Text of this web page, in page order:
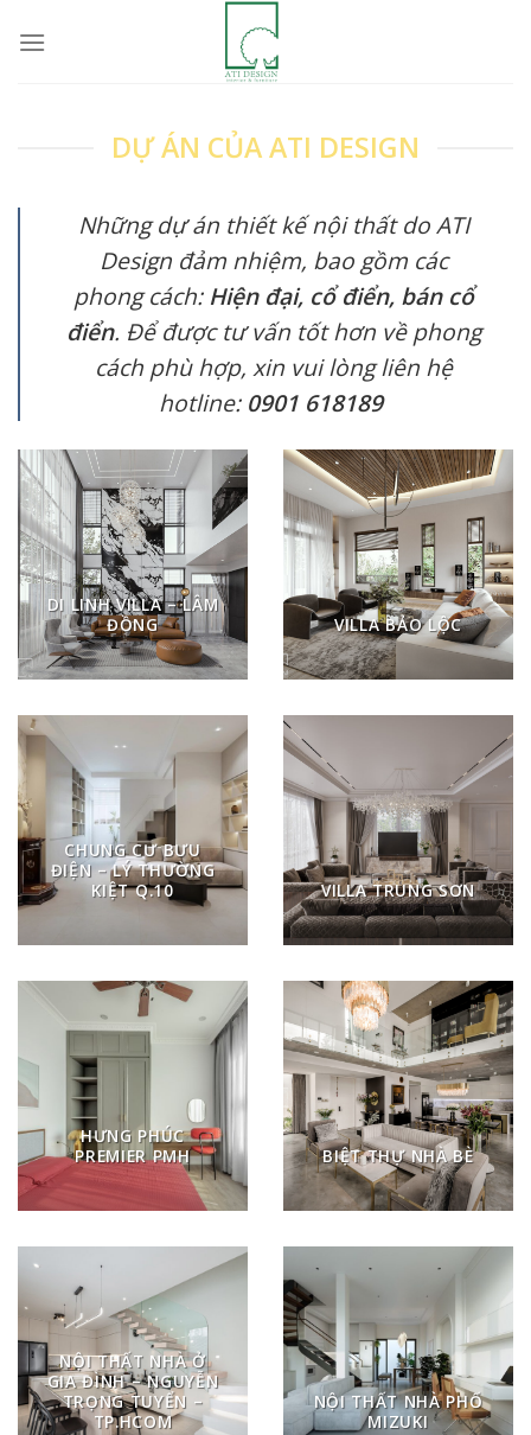
DỰ ÁN CỦA ATI DESIGN
Những dự án thiết kế nội thất do ATI
Design đảm nhiệm, bao gồm các
phong cách: Hiện đại, cổ điển, bán cổ
điển. Để được tư vấn tốt hơn về phong
cách phù hợp, xin vui lòng liên hệ
hotline:0901 618189
DI LINH VILLA – LÂM
ĐỒNG
VILLA BẢO LỘC
CHUNG CƯ BƯU
ĐIỆN – LÝ THƯỜNG
KIỆT Q.10
VILLA TRUNG SƠN
HƯNG PHÚC
PREMIER PMH
BIỆT THỰ NHÀ BÈ
NỘI THẤT NHÀ Ở
GIA ĐÌNH – NGUYỄN
TRỌNG TUYỂN –
TP.HCOM
NỘI THẤT NHÀ PHỐ
MIZUKI